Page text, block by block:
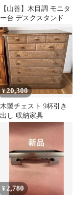
【山善】木目調 モニタ
ー台 デスクスタンド
¥20,300
木製チェスト 9杯引き
出し 収納家具
¥ 2,780